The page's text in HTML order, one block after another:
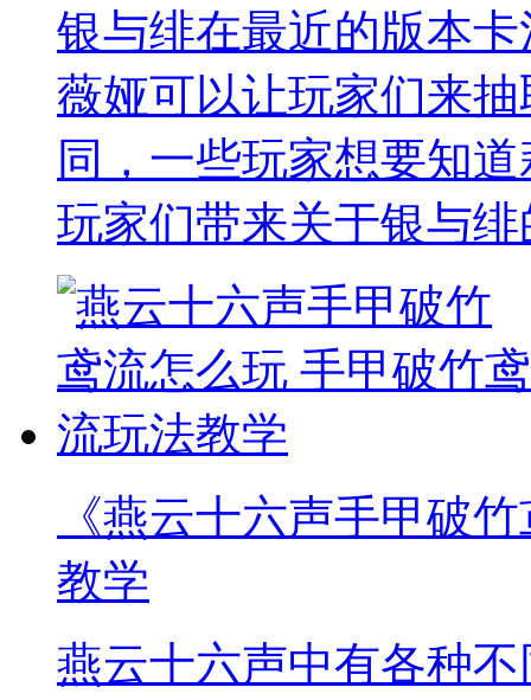
银与绯在最近的版本
薇娅可以让玩家们来
同，一些玩家想要知
玩家们带来关于银与
《燕云十六声手甲破
教学
燕云十六声中有各种